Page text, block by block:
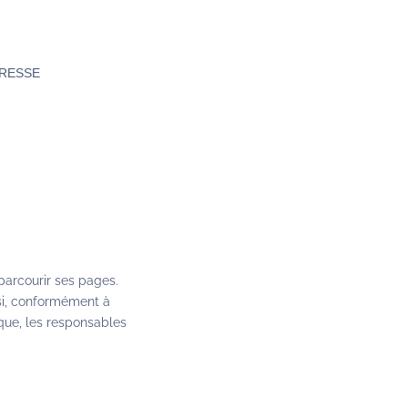
ses pages.
conformément à
les responsables